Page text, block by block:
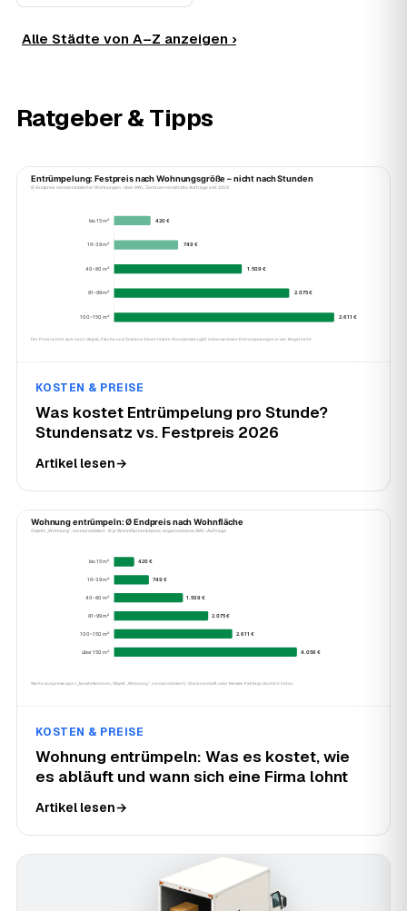
Alle Städte von A–Z anzeigen ›
Ratgeber & Tipps
KOSTEN & PREISE
Was kostet Entrümpelung pro Stunde?
Stundensatz vs. Festpreis 2026
Artikel lesen→
KOSTEN & PREISE
Wohnung entrümpeln: Was es kostet, wie
es abläuft und wann sich eine Firma lohnt
Artikel lesen→